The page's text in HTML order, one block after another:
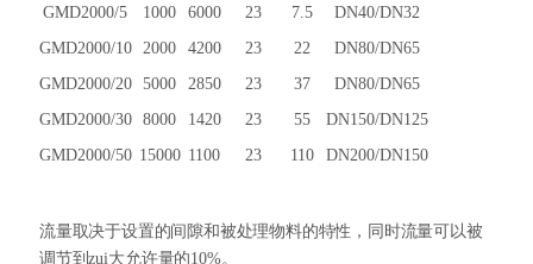
GMD2000/5 1000 6000 23 7.5
DN40/DN32
GMD2000/10 2000 4200 23 22
DN80/DN65
GMD2000/20 5000 2850 23 37
DN80/DN65
GMD2000/30 8000 1420 23 55
DN150/DN125
GMD2000/50 15000 1100 23 110 DN200/DN150
流量取决于设置的间隙和被处理物料的特性，同时流量可以被
调节到zui大允许量的10%。